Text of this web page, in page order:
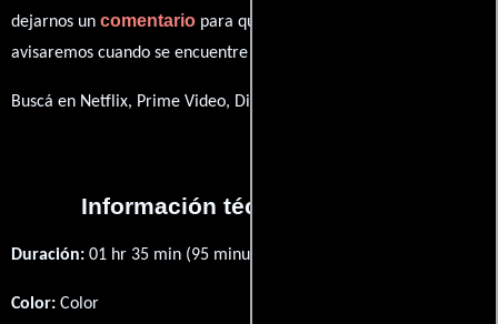
dejarnos un comentario para que le demos prioridad y te
avisaremos cuando se encuentre disponible
Buscá en Netflix, Prime Video, Disney+
Información técnica y general
Duración: 01 hr 35 min (95 minutos) .
Color: Color